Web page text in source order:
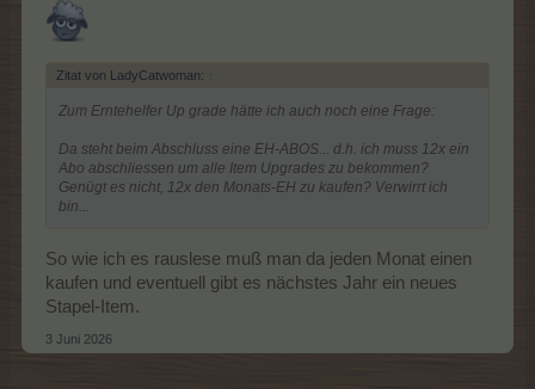
Zitat von LadyCatwoman: ↑
Zum Erntehelfer Up grade hätte ich auch noch eine Frage:
Da steht beim Abschluss eine EH-ABOS... d.h. ich muss 12x ein
Abo abschliessen um alle Item Upgrades zu bekommen?
Genügt es nicht, 12x den Monats-EH zu kaufen? Verwirrt ich
bin...
So wie ich es rauslese muß man da jeden Monat einen
kaufen und eventuell gibt es nächstes Jahr ein neues
Stapel-Item.
3 Juni 2026